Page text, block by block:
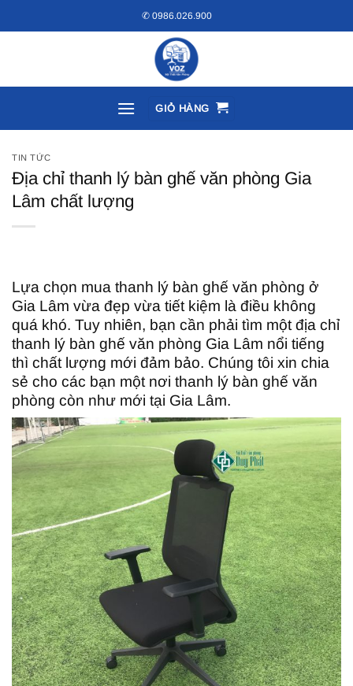
qua
✆ 0986.026.900
GIỎ HÀNG
TIN TỨC
Địa chỉ thanh lý bàn ghế văn phòng Gia
Lâm chất lượng
Lựa chọn mua thanh lý bàn ghế văn phòng ở
Gia Lâm vừa đẹp vừa tiết kiệm là điều không
quá khó. Tuy nhiên, bạn cần phải tìm một địa chỉ
thanh lý bàn ghế văn phòng Gia Lâm nổi tiếng
thì chất lượng mới đảm bảo. Chúng tôi xin chia
sẻ cho các bạn một nơi thanh lý bàn ghế văn
phòng còn như mới tại Gia Lâm.